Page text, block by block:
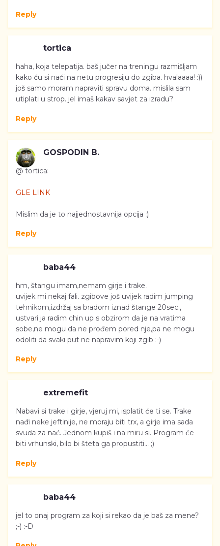
Reply
tortica
haha, koja telepatija. baš jučer na treningu razmišljam
kako ću si naći na netu progresiju do zgiba. hvalaaaa! :))
još samo moram napraviti spravu doma. mislila sam
utiplati u strop. jel imaš kakav savjet za izradu?
Reply
GOSPODIN B.
@ tortica:
GLE LINK
Mislim da je to najjednostavnija opcija :)
Reply
baba44
hm, štangu imam,nemam girje i trake.
uvijek mi nekaj fali. zgibove još uvijek radim jumping
tehnikom,izdržaj sa bradom iznad štange 20sec.,
ustvari ja radim chin up s obzirom da je na vratima
sobe,ne mogu da ne prođem pored nje,pa ne mogu
odoliti da svaki put ne napravim koji zgib :-)
Reply
extremefit
Nabavi si trake i girje, vjeruj mi, isplatit će ti se. Trake
nađi neke jeftinije, ne moraju biti trx, a girje ima sada
svuda za nać. Jednom kupiš i na miru si. Program će
biti vrhunski, bilo bi šteta ga propustiti... ;)
Reply
baba44
jel to onaj program za koji si rekao da je baš za mene?
;-) :-D